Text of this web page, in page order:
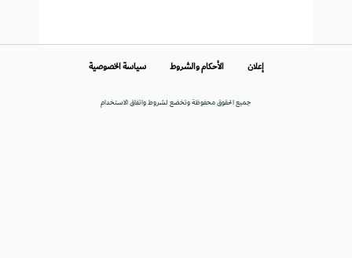
جميع الحقوق محفوظة وتخضع لشروط واتفاق الاستخدام
إعلان الأحكام والشروط سياسة الخصوصية